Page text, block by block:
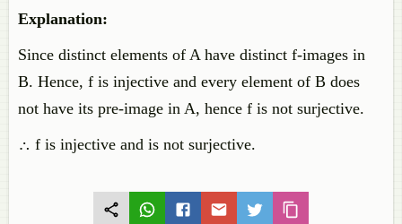
Explanation:
Since distinct elements of A have distinct f-images in
B. Hence, f is injective and every element of B does
not have its pre-image in A, hence f is not surjective.
∴ f is injective and is not surjective.